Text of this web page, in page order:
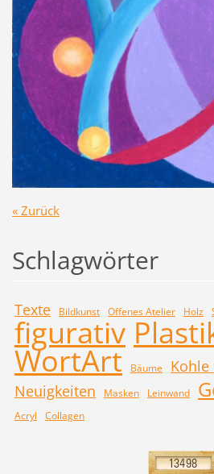
« Zurück
Schlagwörter
Texte Bildkunst Offenes Atelier Holz
figurativ
WortArt Bäume Kohle
Neuigkeiten Masken Leinwand
Acryl
Collagen